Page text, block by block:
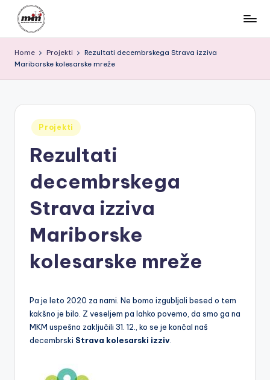
to
content
M
K
M
|
le
Za
varen,
povezan
in
prijazen
Maribor
Home Projekti
Rezultati decembrskega Strava izziva
Mariborske kolesarske mreže
Posted
in
Projekti
Rezultati
decembrskega
Strava izziva
Mariborske
kolesarske mreže
Pa je leto 2020 za nami. Ne bomo izgubljali besed o tem
kakšno je bilo. Z veseljem pa lahko povemo, da smo ga na
MKM uspešno zaključili 31. 12., ko se je končal naš
decembrski Strava kolesarski izziv